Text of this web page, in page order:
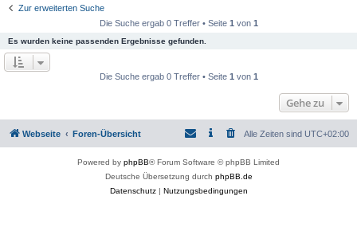
Zur erweiterten Suche
Die Suche ergab 0 Treffer • Seite 1 von 1
Es wurden keine passenden Ergebnisse gefunden.
Die Suche ergab 0 Treffer • Seite 1 von 1
Gehe zu
Webseite Foren-Übersicht Alle Zeiten sind UTC+02:00
Powered by phpBB® Forum Software © phpBB Limited
Deutsche Übersetzung durch phpBB.de
Datenschutz| Nutzungsbedingungen